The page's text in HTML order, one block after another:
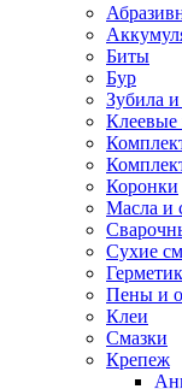
Биты
Бур
Зубила
Клеевые
Коронки
Масла и
Сухие
Пены и
Клеи
Смазки
Крепеж